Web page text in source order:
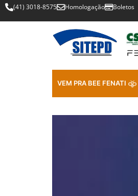
(41) 3018-8575 Homologação Boletos
VEM PRA BEE FENATI